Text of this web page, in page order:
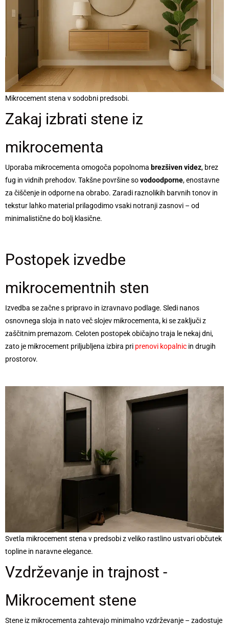
Mikrocement stena v sodobni predsobi.
Zakaj izbrati stene iz
mikrocementa
Uporaba mikrocementa omogoča popolnoma brezšiven videz, brez
fug in vidnih prehodov. Takšne površine sovodoodporne, enostavne
za čiščenje in odporne na obrabo. Zaradi raznolikih barvnih tonov in
tekstur lahko material prilagodimo vsaki notranji zasnovi – od
minimalistične do bolj klasične.
Postopek izvedbe
mikrocementnih sten
Izvedba se začne s pripravo in izravnavo podlage. Sledi nanos
osnovnega sloja in nato več slojev mikrocementa, ki se zaključi z
zaščitnim premazom. Celoten postopek običajno traja le nekaj dni,
zato je mikrocement priljubljena izbira pri prenovi kopalnic in drugih
prostorov.
Svetla mikrocement stena v predsobi z veliko rastlino ustvari občutek
topline in naravne elegance.
Vzdrževanje in trajnost -
Mikrocement stene
Stene iz mikrocementa zahtevajo minimalno vzdrževanje – zadostuje